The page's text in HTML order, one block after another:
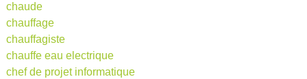
chaude
chauffage
chauffagiste
chauffe eau electrique
chef de projet informatique